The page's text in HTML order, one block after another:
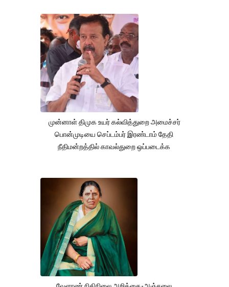
முன்னாள் திமுக உயர் கல்வித்துறை அமைச்சர்
பொன்முடியை செப்டம்பர் இரண்டாம் தேதி
நீதிமன்றத்தில் காவல்துறை ஒப்படைக்க